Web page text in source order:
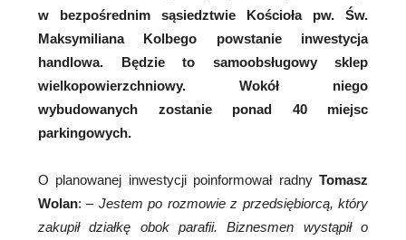
w bezpośrednim sąsiedztwie Kościoła pw. Św.
Maksymiliana Kolbego powstanie inwestycja
handlowa. Będzie to samoobsługowy sklep
wielkopowierzchniowy. Wokół niego
wybudowanych zostanie ponad 40 miejsc
parkingowych.
O planowanej inwestycji poinformował radny Tomasz
Wolan: – Jestem po rozmowie z przedsiębiorcą, który
zakupił działkę obok parafii. Biznesmen wystąpił o